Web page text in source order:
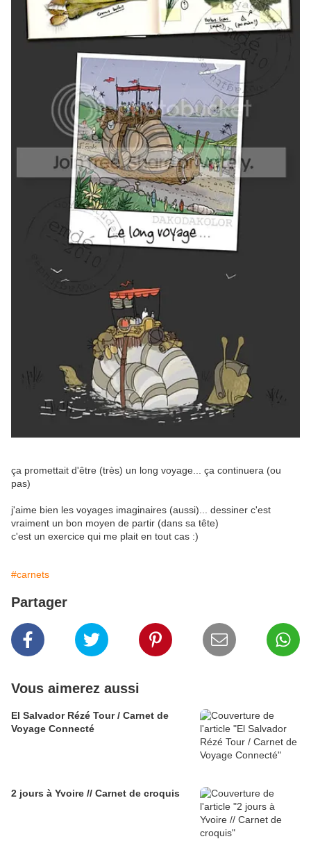
ça promettait d'être (très) un long voyage... ça continuera (ou
pas)
j'aime bien les voyages imaginaires (aussi)... dessiner c'est
vraiment un bon moyen de partir (dans sa tête)
c'est un exercice qui me plait en tout cas :)
#carnets
Partager
Vous aimerez aussi
El Salvador Rézé Tour / Carnet de
Voyage Connecté
2 jours à Yvoire // Carnet de croquis